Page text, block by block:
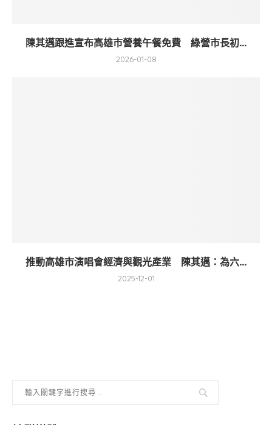
陳其邁跟進宣布高雄市營養午餐免費 綠營市長初...
2026-01-08
推動高雄市演唱會經濟與觀光產業 陳其邁：為六...
2025-12-01